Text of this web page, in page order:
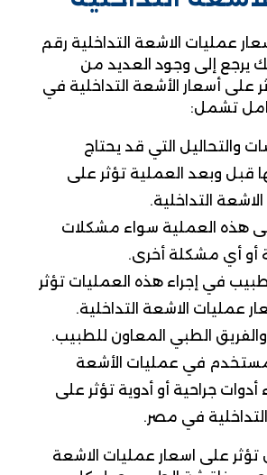
عمليات الاشعة التداخلية رقم
يرجع إلى وجود العديد من
على أسعار الأشعة التداخلية في
تشمل:
والتحاليل التي قد يحتاج
قبل وبعد العملية تؤثر على
التداخلية.
هذه العملية سواء مشكلات
أو أي مشكلة أخرى.
في إجراء هذه العمليات تؤثر
عمليات الاشعة التداخلية.
والفريق الطبي المعاون للطبيب.
في عمليات الأشعة
أدوات جراحية أو أدوية تؤثر على
في مصر.
على اسعار عمليات الاشعة